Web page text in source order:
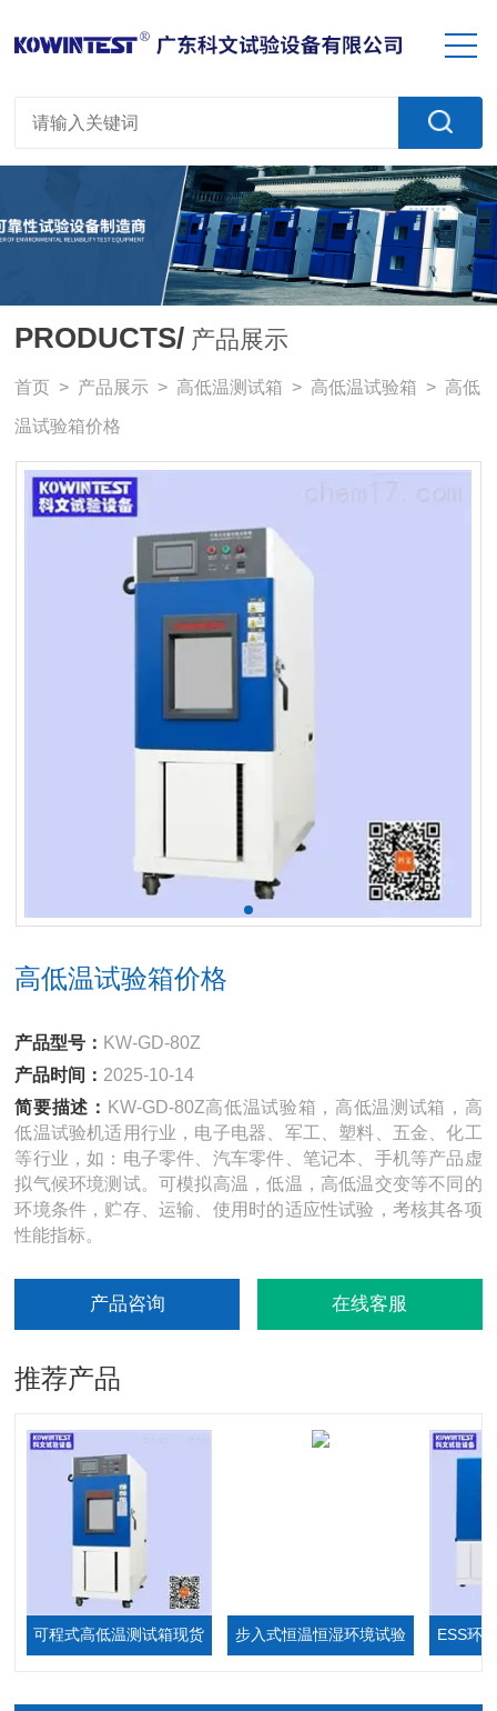
PRODUCTS/ 产品展示
首页 > 产品展示 >高低温测试箱 >高低温试验箱 > 高低
温试验箱价格
高低温试验箱价格
产品型号： KW-GD-80Z
产品时间： 2025-10-14
简要描述： KW-GD-80Z高低温试验箱，高低温测试箱，高
低温试验机适用行业，电子电器、军工、塑料、五金、化工
等行业，如：电子零件、汽车零件、笔记本、手机等产品虚
拟气候环境测试。可模拟高温，低温，高低温交变等不同的
环境条件，贮存、运输、使用时的适应性试验，考核其各项
性能指标。
产品咨询 在线客服
推荐产品
可程式高低温测试箱现货 步入式恒温恒湿环境试验 ESS环境